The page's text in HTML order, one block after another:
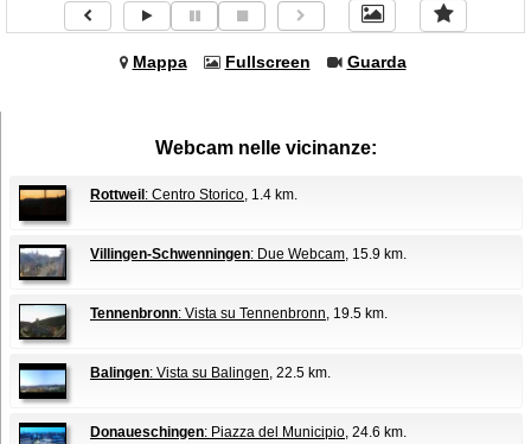
Mappa Fullscreen Guarda
Webcam nelle vicinanze:
Rottweil : Centro Storico, 1.4 km.
Villingen-Schwenningen: Due Webcam, 15.9 km.
Tennenbronn: Vista su Tennenbronn, 19.5 km.
Balingen: Vista su Balingen, 22.5 km.
Donaueschingen: Piazza del Municipio, 24.6 km.